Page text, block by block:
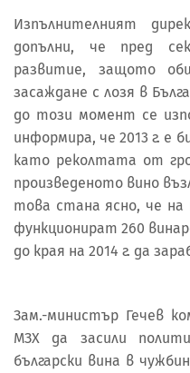
Изпълнителният
допълни, че пред
развитие, защото
засаждане с лозя в
до този момент се
информира, че 2013 г. е
като реколтата от
произведеното вино
това стана ясно, че
функционират 260
до края на 2014 г. да
Зам.-министър Гечев
МЗХ да засили
български вина в